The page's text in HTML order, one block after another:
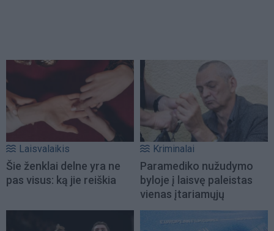
Laisvalaikis
Šie ženklai delne yra ne
pas visus: ką jie reiškia
Kriminalai
Paramediko nužudymo
byloje į laisvę paleistas
vienas įtariamųjų